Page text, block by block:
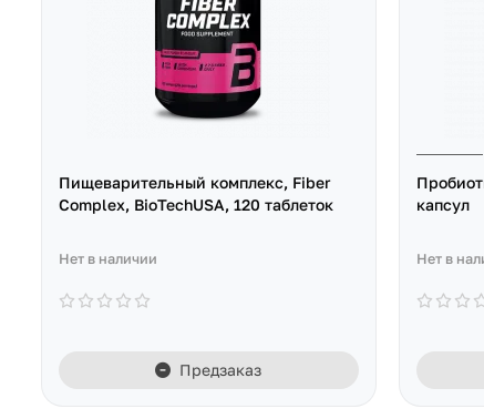
Пищеварительный комплекс, Fiber
Complex, BioTechUSA, 120 таблеток
Нет в наличии
Предзаказ
капсул
Нет в